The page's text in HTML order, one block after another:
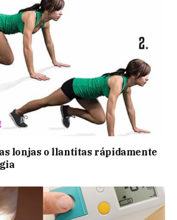
lonjas o llantitas rápidamente